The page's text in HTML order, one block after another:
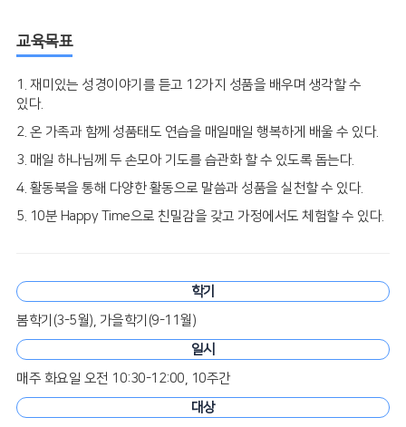
교육목표
1. 재미있는 성경이야기를 듣고 12가지 성품을 배우며 생각할 수
있다.
2. 온 가족과 함께 성품태도 연습을 매일매일 행복하게 배울 수 있다.
3. 매일 하나님께 두 손모아 기도를 습관화 할 수 있도록 돕는다.
4. 활동북을 통해 다양한 활동으로 말씀과 성품을 실천할 수 있다.
5. 10분 Happy Time으로 친밀감을 갖고 가정에서도 체험할 수 있다.
학기
봄학기(3-5월), 가을학기(9-11월)
일시
매주 화요일 오전 10:30-12:00, 10주간
대상